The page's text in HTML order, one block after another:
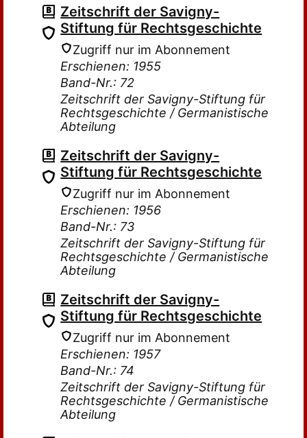
Zeitschrift der Savigny-
Stiftung für Rechtsgeschichte
Zugriff nur im Abonnement
Erschienen: 1955
Band-Nr.: 72
Zeitschrift der Savigny-Stiftung für
Rechtsgeschichte / Germanistische
Abteilung
Zeitschrift der Savigny-
Stiftung für Rechtsgeschichte
Zugriff nur im Abonnement
Erschienen: 1956
Band-Nr.: 73
Zeitschrift der Savigny-Stiftung für
Rechtsgeschichte / Germanistische
Abteilung
Zeitschrift der Savigny-
Stiftung für Rechtsgeschichte
Zugriff nur im Abonnement
Erschienen: 1957
Band-Nr.: 74
Zeitschrift der Savigny-Stiftung für
Rechtsgeschichte / Germanistische
Abteilung